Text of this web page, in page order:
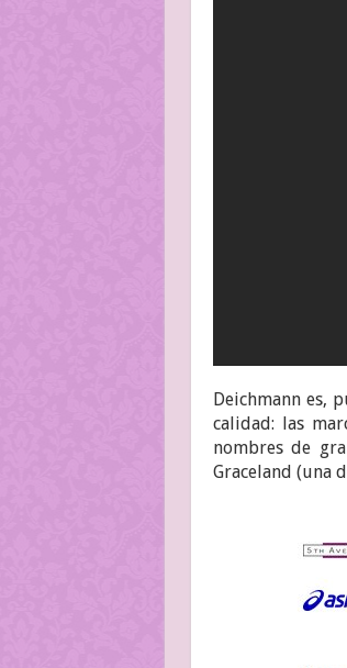
Deichmann es,
calidad: las
nombres de
Graceland (una